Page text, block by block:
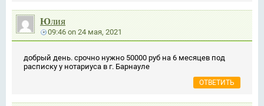
Юлия
09:46on24 мая, 2021
добрый день. срочно нужно 50000 руб на 6 месяцев под
расписку у нотариуса в г. Барнауле
ОТВЕТИТЬ